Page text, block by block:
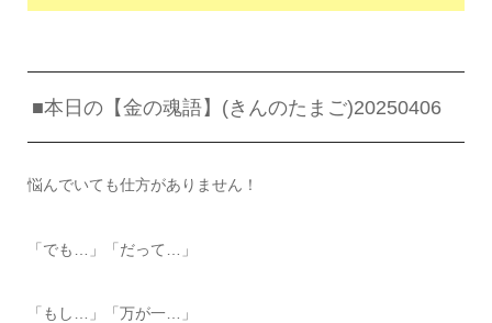
■本日の【金の魂語】(きんのたまご)20250406
悩んでいても仕方がありません！
「でも…」「だって…」
「もし…」「万が一…」